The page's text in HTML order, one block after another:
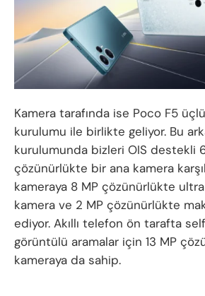
Kamera tarafında ise Poco F5
kurulumu ile birlikte geliyor. Bu
kurulumunda bizleri OIS destekli
çözünürlükte bir ana kamera
kameraya 8 MP çözünürlükte ultra
kamera ve 2 MP çözünürlükte
ediyor. Akıllı telefon ön tarafta
görüntülü aramalar için 13 MP
kameraya da sahip.